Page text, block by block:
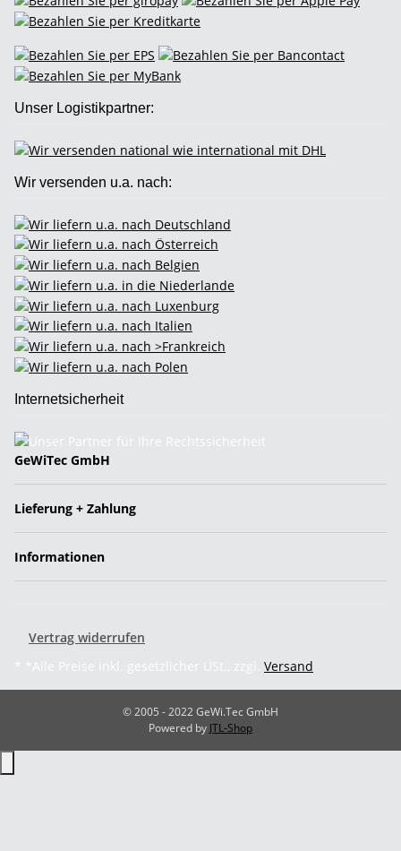
Unser Logistikpartner:
Wir versenden u.a. nach:
Internetsicherheit
GeWiTec GmbH
Lieferung + Zahlung
Informationen
Vertrag widerrufen
* *Alle Preise inkl. gesetzlicher USt., zzgl. Versand
© 2005 - 2022 GeWi.Tec GmbH
Powered by JTL-Shop